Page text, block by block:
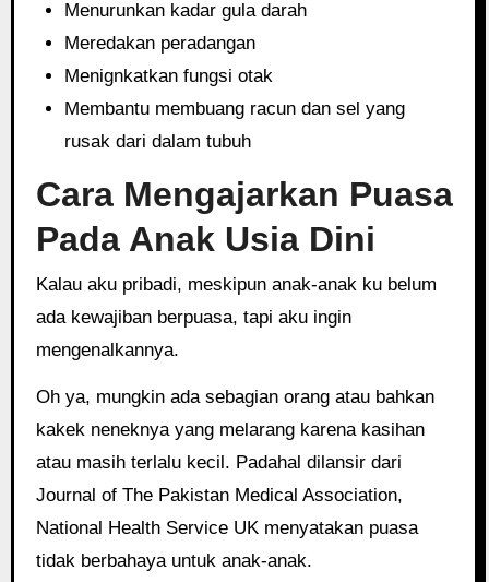
Menurunkan kadar gula darah
Meredakan peradangan
Menignkatkan fungsi otak
Membantu membuang racun dan sel yang
rusak dari dalam tubuh
Cara Mengajarkan Puasa
Pada Anak Usia Dini
Kalau aku pribadi, meskipun anak-anak ku belum
ada kewajiban berpuasa, tapi aku ingin
mengenalkannya.
Oh ya, mungkin ada sebagian orang atau bahkan
kakek neneknya yang melarang karena kasihan
atau masih terlalu kecil. Padahal dilansir dari
Journal of The Pakistan Medical Association,
National Health Service UK menyatakan puasa
tidak berbahaya untuk anak-anak.